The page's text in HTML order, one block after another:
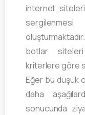
internet
botlar
kriterlere göre
Eğer bu düşük
daha
sonucunda